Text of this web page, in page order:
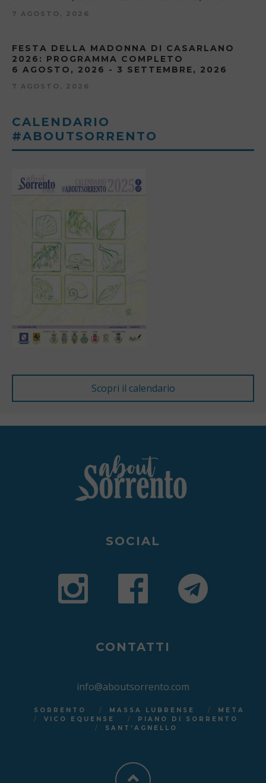
7 AGOSTO, 2026
FESTA DELLA MADONNA DI CASARLANO
2026: PROGRAMMA COMPLETO
6 AGOSTO, 2026 - 3 SETTEMBRE, 2026
7 AGOSTO, 2026
CALENDARIO
#ABOUTSORRENTO
SOCIAL
CONTATTI
info@aboutsorrento.com
SORRENTO MASSA LUBRENSE
META
VICO EQUENSE
PIANO DI SORRENTO
SANT’AGNELLO